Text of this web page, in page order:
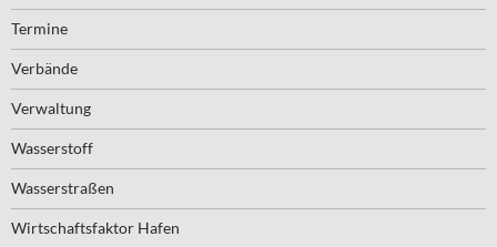
Termine
Verbände
Verwaltung
Wasserstoff
Wasserstraßen
Wirtschaftsfaktor Hafen